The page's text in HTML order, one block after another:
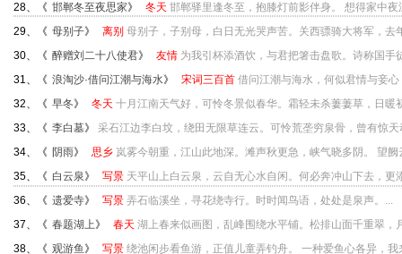
28、《 邯郸冬至夜思家》 冬天 邯郸驿里逢冬至，抱膝灯前影伴身。 想得家中夜
29、《 母别子》 离别 母别子，子别母，白日无光哭声苦。关西骠骑大将军，去
30、《 醉赠刘二十八使君》 友情 为我引杯添酒饮，与君把箸击盘歌。诗称国手
31、《 浪淘沙·借问江潮与海水》 宋词三百首 借问江潮与海水，何似君情与妾
32、《 早冬》 冬天 十月江南天气好，可怜冬景似春华。霜轻未杀萋萋草，日暖
33、《 李白墓》 采石江边李白坟，绕田无限草连云。可怜荒垄穷泉骨，曾有惊天
34、《 阴雨》 思乡 岚雾今朝重，江山此地深。滩声秋更急，峡气晓多阴。 望阙
35、《 白云泉》 写景 天平山上白云泉，云自无心水自闲。何必奔冲山下去，更
36、《 遗爱寺》 写景 弄石临溪坐，寻花绕寺行。时时闻鸟语，处处是泉声。...
37、《 春题湖上》 春天 湖上春来似画图，乱峰围绕水平铺。松排山面千重翠，
38、《 观游鱼 》 写景 绕池闲步看鱼游，正值儿童弄钓舟。 一种爱鱼心各异，我